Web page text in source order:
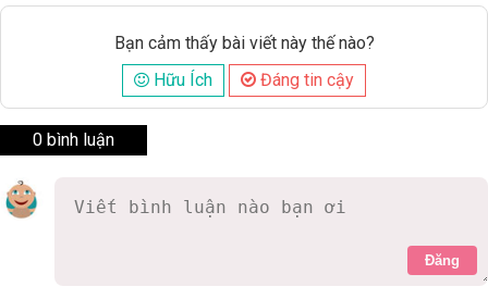
Bạn cảm thấy bài viết này thế nào?
Hữu Ích
Đáng tin cậy
0 bình luận
Đăng